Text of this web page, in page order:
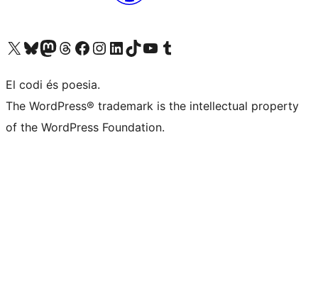
Visiteu el nostre compte X (abans Twitter)
Visiteu el nostre compte de Bluesky
Visiteu el nostre compte al Mastodon
Visiteu el nostre compte de Threads
Visiteu la nostra pàgina al Facebook
Visiteu el nostre compte d'Instagram
Visiteu el nostre compte de LinkedIn
Visiteu el nostre compte de TikTok
Visiteu el nostre canal al YouTube
Visiteu el nostre compte de Tumblr
El codi és poesia.
The WordPress® trademark is the intellectual property
of the WordPress Foundation.